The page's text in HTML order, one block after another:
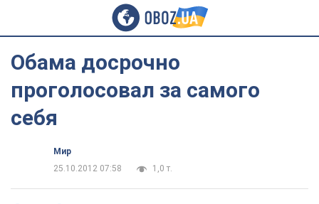
Обама досрочно
проголосовал за самого
себя
Мир
25.10.2012 07:58
1,0 т.